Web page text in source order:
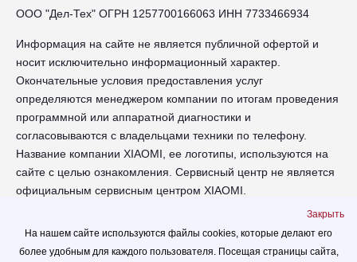
ООО "Дел-Тех" ОГРН 1257700166063 ИНН 7733466934
Информация на сайте не является публичной офертой и
носит исключительно информационный характер.
Окончательные условия предоставления услуг
определяются менеджером компании по итогам проведения
программной или аппаратной диагностики и
согласовываются с владельцами техники по телефону.
Название компании XIAOMI, ее логотипы, используются на
сайте с целью ознакомления. Сервисный центр не является
официальным сервисным центром XIAOMI.
chr-xiaomi.russupports.com - Сервисный центр XIAOMI в
Череповце - сайт сервисного центра RUSSUPPORT по
На нашем сайте используются файлы cookies, которые делают его
более удобным для каждого пользователя. Посещая страницы сайта,
Закрыть